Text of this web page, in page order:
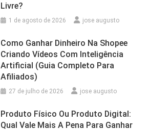
Livre?
1 de agosto de 2026 jose augusto
Como Ganhar Dinheiro Na Shopee
Criando Vídeos Com Inteligência
Artificial (Guia Completo Para
Afiliados)
27 de julho de 2026 jose augusto
Produto Físico Ou Produto Digital:
Qual Vale Mais A Pena Para Ganhar